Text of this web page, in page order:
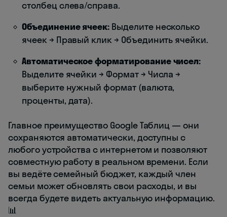
столбец слева/справа.
Объединение ячеек: Выделите несколько
ячеек → Правый клик → Объединить ячейки.
Автоматическое форматирование чисел:
Выделите ячейки → Формат → Числа →
выберите нужный формат (валюта,
проценты, дата).
Главное преимущество Google Таблиц — они
сохраняются автоматически, доступны с
любого устройства с интернетом и позволяют
совместную работу в реальном времени. Если
вы ведёте семейный бюджет, каждый член
семьи может обновлять свои расходы, и вы
всегда будете видеть актуальную информацию.
📊